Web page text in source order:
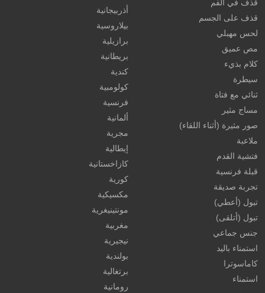
قذف في الفم
قذف على الجسم
لحس مهبلي
مص عميق
كلام بذيء
سيطرة
ثنائي مع فتاة
مساج مثير
صور مثيرة (أثناء اللقاء)
ملاعبة
فتشية القدم
قبلة فرنسية
تجربة صديقة
تبول (أعطي)
تبول (أتلقى)
جنس جماعي
استمناء باليد
كاماسوترا
استمناء
أذربيجانية
بيلاروسية
برازيلية
بريطانية
كندية
كولومبية
فرنسية
ألمانية
مجرية
إيطالية
كازاخستانية
كورية
مكسيكية
مونتينيغرية
مغربية
نيجيرية
بولندية
برتغالية
رومانية